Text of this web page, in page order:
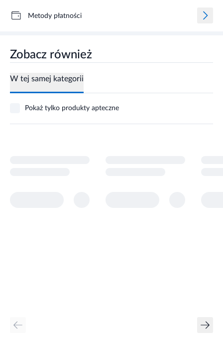
Metody płatności
Zobacz również
W tej samej kategorii
Pokaż tylko produkty apteczne